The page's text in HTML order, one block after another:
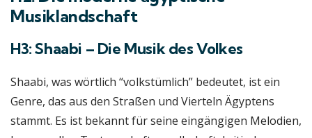
Musiklandschaft
H3: Shaabi – Die Musik des Volkes
Shaabi, was wörtlich “volkstümlich” bedeutet, ist ein
Genre, das aus den Straßen und Vierteln Ägyptens
stammt. Es ist bekannt für seine eingängigen Melodien,